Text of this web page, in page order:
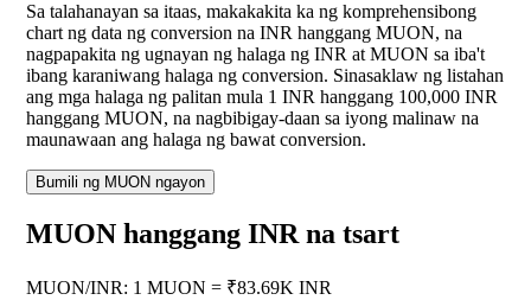
Sa talahanayan sa itaas, makakakita ka ng komprehensibong
chart ng data ng conversion na INR hanggang MUON, na
nagpapakita ng ugnayan ng halaga ng INR at MUON sa iba't
ibang karaniwang halaga ng conversion. Sinasaklaw ng listahan
ang mga halaga ng palitan mula 1 INR hanggang 100,000 INR
hanggang MUON, na nagbibigay-daan sa iyong malinaw na
maunawaan ang halaga ng bawat conversion.
Bumili ng MUON ngayon
MUON hanggang INR na tsart
MUON/INR: 1 MUON = ₹83.69K INR